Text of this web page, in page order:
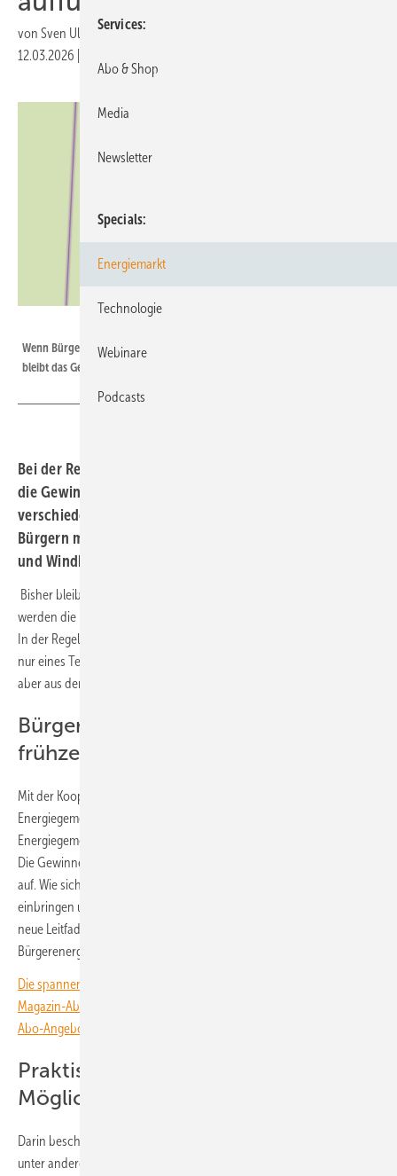
von Sven Ullrich
12.03.2026
Wenn Bürger und Kommune bei der Energiewende zusammenarbeiten,
bleibt das Geld vor Ort.
Bei der Realisierung von Bürgerenergieprojekten bleiben
die Gewinne vor Ort. Ein Leitfaden zeigt die
verschiedenen Möglichkeiten einer Kooperation von
Bürgern mit Kommunen beim Bau und Betrieb von Solar-
und Windkraftanlagen.
Bisher bleibt die Bürgerenergie weit hinter ihren Möglichkeiten. Meist
werden die Bürger nur marginal an Wind- und Solarprojekten beteiligt.
In der Regel können sie sich an der Finanzierung der Projekte – oder
nur eines Teils davon – beteiligen. Die eigentlichen Gewinne fließen
aber aus der Region ab.
Bürger und Kommunen bringen sie
frühzeitig ein
Mit der Kooperation von Kommunen mit Bürgern in Form von
Energiegemeinschaften kann sich das ändern. Dann entwickelt die
Energiegemeinschaft das Projekt in Kooperation mit den Kommunen.
Die Gewinne bleiben vor Ort und bessern die kommunalen Kassen
auf. Wie sich Kommunen und Bürgerenergiegemeinschaften frühzeitig
einbringen und gemeinsame Projekte realisieren können, zeigt der
neue Leitfaden „Kooperationsmodelle von Kommunen und
Bürgerenergiegenossenschaften in Wind- und Solarparks“.
Die spannendsten Artikel, Grafiken und Dossiers erhalten unsere
Magazin-Abonnent:innen. Sie haben noch kein Abo? Jetzt über alle
Abo-Angebote informieren und Wissensvorsprung sichern.
Praktische Beispiele zeigen die
Möglichkeiten
Darin beschreiben die Experten des Bündnisses Bürgerenergie (BBEn)
unter anderem, mit welchen Rechtsformen ein solches
Services
Abo & Shop
Media
Newsletter
Specials
Energiemarkt
Technologie
Webinare
Podcasts